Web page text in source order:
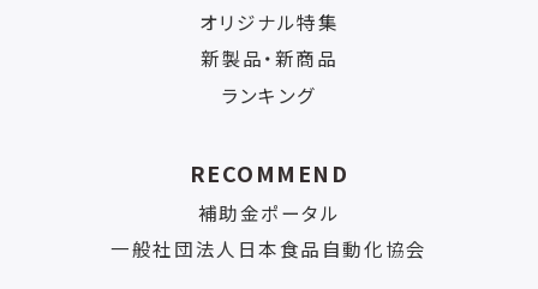
オリジナル特集
新製品・新商品
ランキング
RECOMMEND
補助金ポータル
一般社団法人日本食品自動化協会